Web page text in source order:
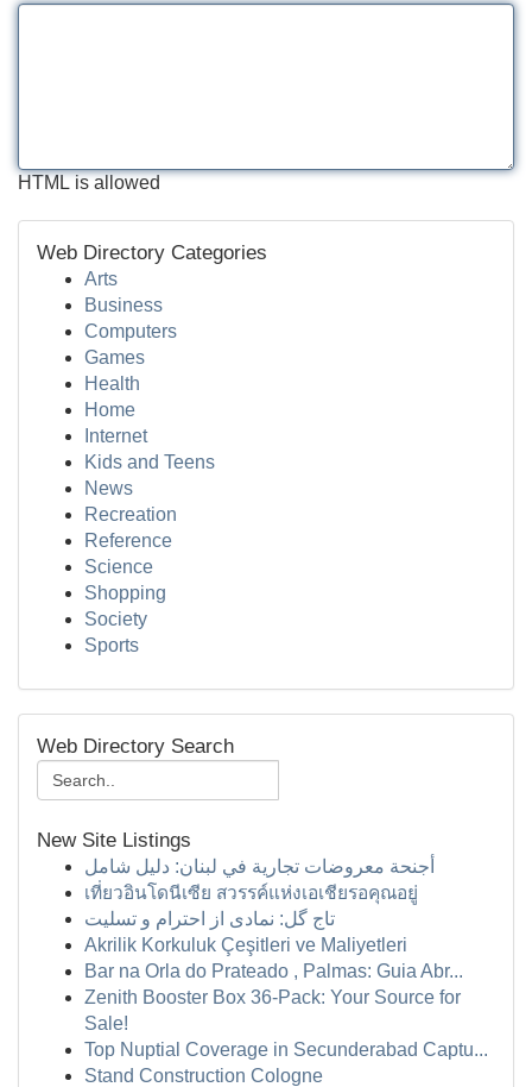
HTML is allowed
Web Directory Categories
Arts
Business
Computers
Games
Health
Home
Internet
Kids and Teens
News
Recreation
Reference
Science
Shopping
Society
Sports
Web Directory Search
New Site Listings
أجنحة معروضات تجارية في لبنان: دليل شامل
เที่ยวอินโดนีเซีย สวรรค์แห่งเอเชียรอคุณอยู่
تاج گل: نمادی از احترام و تسلیت
Akrilik Korkuluk Çeşitleri ve Maliyetleri
Bar na Orla do Prateado , Palmas: Guia Abr...
Zenith Booster Box 36-Pack: Your Source for
Sale!
Top Nuptial Coverage in Secunderabad Captu...
Stand Construction Cologne